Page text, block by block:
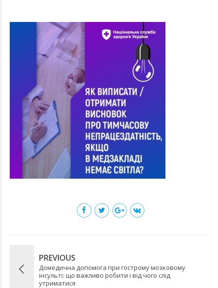
PREVIOUS
Домедична допомога при гострому мозковому
інсульті: що важливо робити і від чого слід
утриматися